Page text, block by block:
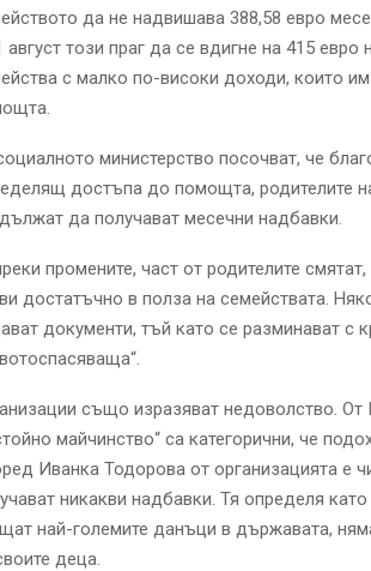
да не надвишава 388,58 евро
август този праг да се вдигне на 415 евро
с малко по-високи доходи, които
министерство посочват, че
достъпа до помощта, родителите
да получават месечни надбавки.
промените, част от родителите
достатъчно в полза на семействата.
документи, тъй като се разминават с
също изразяват недоволство. От
майчинство“ са категорични, че
Иванка Тодорова от организацията е
никакви надбавки. Тя определя
най-големите данъци в държавата,
деца.